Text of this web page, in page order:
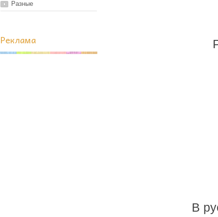
Разные
Реклама
В